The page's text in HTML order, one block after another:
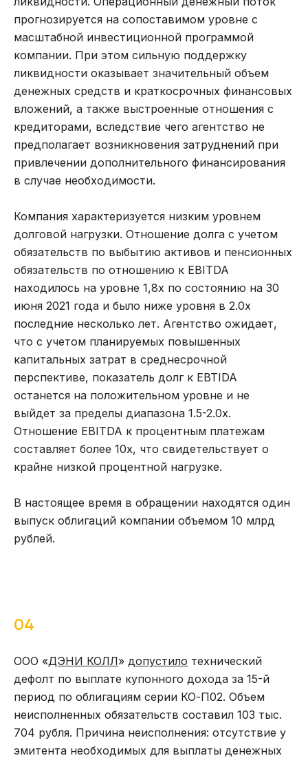
прогнозируется на сопоставимом уровне с
масштабной инвестиционной программой
компании. При этом сильную поддержку
ликвидности оказывает значительный объем
денежных средств и краткосрочных финансовых
вложений, а также выстроенные отношения с
кредиторами, вследствие чего агентство не
предполагает возникновения затруднений при
привлечении дополнительного финансирования
в случае необходимости.
Компания характеризуется низким уровнем
долговой нагрузки. Отношение долга с учетом
обязательств по выбытию активов и пенсионных
обязательств по отношению к EBITDA
находилось на уровне 1,8х по состоянию на 30
июня 2021 года и было ниже уровня в 2.0х
последние несколько лет. Агентство ожидает,
что с учетом планируемых повышенных
капитальных затрат в среднесрочной
перспективе, показатель долг к EBTIDA
останется на положительном уровне и не
выйдет за пределы диапазона 1.5-2.0х.
Отношение EBITDA к процентным платежам
составляет более 10х, что свидетельствует о
крайне низкой процентной нагрузке.
В настоящее время в обращении находятся один
выпуск облигаций компании объемом 10 млрд
рублей.
04
ООО «ДЭНИ КОЛЛ» допустило технический
дефолт по выплате купонного дохода за 15-й
период по облигациям серии КО-П02. Объем
неисполненных обязательств составил 103 тыс.
704 рубля. Причина неисполнения: отсутствие у
эмитента необходимых для выплаты денежных